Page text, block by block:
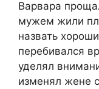
Варвара
мужем жили
назвать
перебивался
уделял
изменял жене